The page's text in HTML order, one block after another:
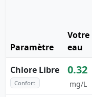
Paramètre
Votre
eau
Chlore Libre
Confort
0.32
mg/L